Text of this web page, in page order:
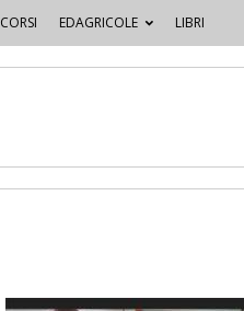
CORSI EDAGRICOLE LIBRI